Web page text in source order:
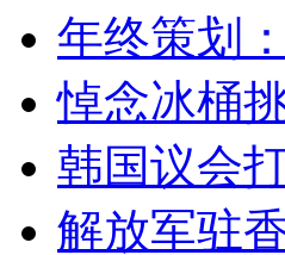
年终策划
悼念冰桶
韩国议会
解放军驻